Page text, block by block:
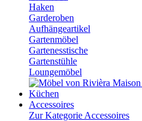
Haken
Garderoben
Aufhängeartikel
Gartenmöbel
Gartenesstische
Gartenstühle
Loungemöbel
Küchen
Accessoires
Zur Kategorie Accessoires